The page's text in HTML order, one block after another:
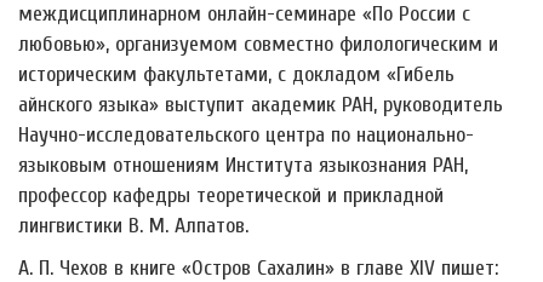
междисциплинарном онлайн-семинаре «По России с
любовью», организуемом совместно филологическим и
историческим факультетами, с докладом «Гибель
айнского языка» выступит академик РАН, руководитель
Научно-исследовательского центра по национально-
языковым отношениям Института языкознания РАН,
профессор кафедры теоретической и прикладной
лингвистики В. М. Алпатов.
А. П. Чехов в книге «Остров Сахалин» в главе XIV пишет: